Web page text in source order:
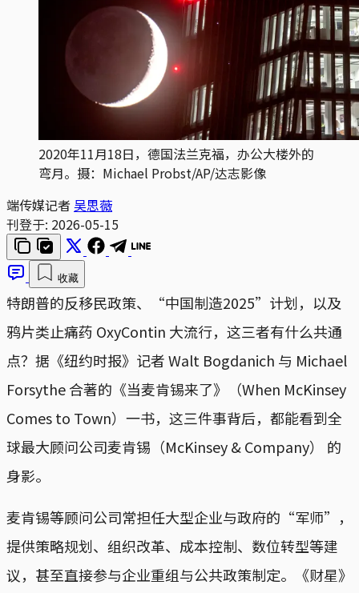
2020年11月18日，德国法兰克福，办公大楼外的
弯月。摄：Michael Probst/AP/达志影像
端传媒记者 吴思薇
刊登于: 2026-05-15
收藏
特朗普的反移民政策、“中国制造2025”计划，以及
鸦片类止痛药 OxyContin 大流行，这三者有什么共通
点？据《纽约时报》记者 Walt Bogdanich 与 Michael
Forsythe 合著的《当麦肯锡来了》（When McKinsey
Comes to Town）一书，这三件事背后，都能看到全
球最大顾问公司麦肯锡（McKinsey & Company） 的
身影。
麦肯锡等顾问公司常担任大型企业与政府的“军师”，
提供策略规划、组织改革、成本控制、数位转型等建
议，甚至直接参与企业重组与公共政策制定。《财星》